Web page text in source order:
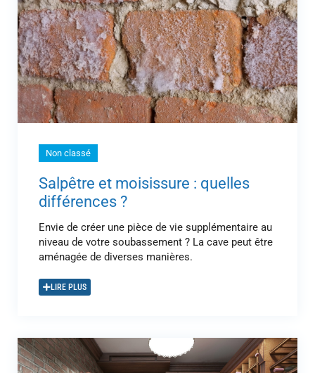
Non classé
Salpêtre et moisissure : quelles
différences ?
Envie de créer une pièce de vie supplémentaire au
niveau de votre soubassement ? La cave peut être
aménagée de diverses manières.
LIRE PLUS